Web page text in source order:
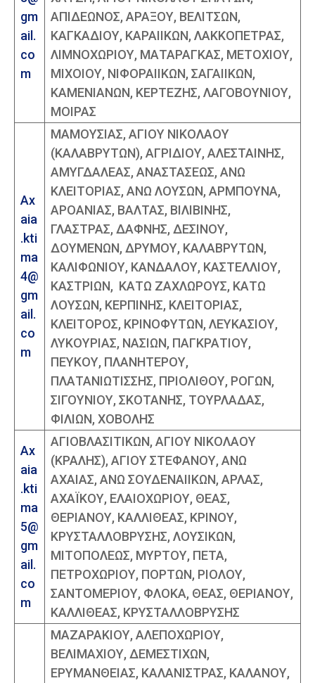
gm
ail.
co
m
ΑΠΙΔΕΩΝΟΣ, ΑΡΑΞΟΥ, ΒΕΛΙΤΣΩΝ,
ΚΑΓΚΑΔΙΟΥ, ΚΑΡΑΙΙΚΩΝ, ΛΑΚΚΟΠΕΤΡΑΣ,
ΛΙΜΝΟΧΩΡΙΟΥ, ΜΑΤΑΡΑΓΚΑΣ, ΜΕΤΟΧΙΟΥ,
ΜΙΧΟΙΟΥ, ΝΙΦΟΡΑΙΙΚΩΝ, ΣΑΓΑΙΙΚΩΝ,
ΚΑΜΕΝΙΑΝΩΝ, ΚΕΡΤΕΖΗΣ, ΛΑΓΟΒΟΥΝΙΟΥ,
ΜΟΙΡΑΣ
Ax
aia
.kti
ma
4@
gm
ail.
co
m
ΜΑΜΟΥΣΙΑΣ, ΑΓΙΟΥ ΝΙΚΟΛΑΟΥ
(ΚΑΛΑΒΡΥΤΩΝ), ΑΓΡΙΔΙΟΥ, ΑΛΕΣΤΑΙΝΗΣ,
ΑΜΥΓΔΑΛΕΑΣ, ΑΝΑΣΤΑΣΕΩΣ, ΑΝΩ
ΚΛΕΙΤΟΡΙΑΣ, ΑΝΩ ΛΟΥΣΩΝ, ΑΡΜΠΟΥΝΑ,
ΑΡΟΑΝΙΑΣ, ΒΑΛΤΑΣ, ΒΙΛΙΒΙΝΗΣ,
ΓΛΑΣΤΡΑΣ, ΔΑΦΝΗΣ, ΔΕΣΙΝΟΥ,
ΔΟΥΜΕΝΩΝ, ΔΡΥΜΟΥ, ΚΑΛΑΒΡΥΤΩΝ,
ΚΑΛΙΦΩΝΙΟΥ, ΚΑΝΔΑΛΟΥ, ΚΑΣΤΕΛΛΙΟΥ,
ΚΑΣΤΡΙΩΝ, ΚΑΤΩ ΖΑΧΛΩΡΟΥΣ, ΚΑΤΩ
ΛΟΥΣΩΝ, ΚΕΡΠΙΝΗΣ, ΚΛΕΙΤΟΡΙΑΣ,
ΚΛΕΙΤΟΡΟΣ, ΚΡΙΝΟΦΥΤΩΝ, ΛΕΥΚΑΣΙΟΥ,
ΛΥΚΟΥΡΙΑΣ, ΝΑΣΙΩΝ, ΠΑΓΚΡΑΤΙΟΥ,
ΠΕΥΚΟΥ, ΠΛΑΝΗΤΕΡΟΥ,
ΠΛΑΤΑΝΙΩΤΙΣΣΗΣ, ΠΡΙΟΛΙΘΟΥ, ΡΟΓΩΝ,
ΣΙΓΟΥΝΙΟΥ, ΣΚΟΤΑΝΗΣ, ΤΟΥΡΛΑΔΑΣ,
ΦΙΛΙΩΝ, ΧΟΒΟΛΗΣ
Ax
aia
.kti
ma
5@
gm
ail.
co
m
ΑΓΙΟΒΛΑΣΙΤΙΚΩΝ, ΑΓΙΟΥ ΝΙΚΟΛΑΟΥ
(ΚΡΑΛΗΣ), ΑΓΙΟΥ ΣΤΕΦΑΝΟΥ, ΑΝΩ
ΑΧΑΙΑΣ, ΑΝΩ ΣΟΥΔΕΝΑΙΙΚΩΝ, ΑΡΛΑΣ,
ΑΧΑΪΚΟΥ, ΕΛΑΙΟΧΩΡΙΟΥ, ΘΕΑΣ,
ΘΕΡΙΑΝΟΥ, ΚΑΛΛΙΘΕΑΣ, ΚΡΙΝΟΥ,
ΚΡΥΣΤΑΛΛΟΒΡΥΣΗΣ, ΛΟΥΣΙΚΩΝ,
ΜΙΤΟΠΟΛΕΩΣ, ΜΥΡΤΟΥ, ΠΕΤΑ,
ΠΕΤΡΟΧΩΡΙΟΥ, ΠΟΡΤΩΝ, ΡΙΟΛΟΥ,
ΣΑΝΤΟΜΕΡΙΟΥ, ΦΛΟΚΑ, ΘΕΑΣ, ΘΕΡΙΑΝΟΥ,
ΚΑΛΛΙΘΕΑΣ, ΚΡΥΣΤΑΛΛΟΒΡΥΣΗΣ
ΜΑΖΑΡΑΚΙΟΥ, ΑΛΕΠΟΧΩΡΙΟΥ,
ΒΕΛΙΜΑΧΙΟΥ, ΔΕΜΕΣΤΙΧΩΝ,
ΕΡΥΜΑΝΘΕΙΑΣ, ΚΑΛΑΝΙΣΤΡΑΣ, ΚΑΛΑΝΟΥ,